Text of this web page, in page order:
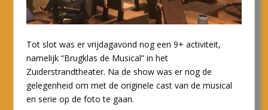
Tot slot was er vrijdagavond nog een 9+ activiteit,
namelijk “Brugklas de Musical” in het
Zuiderstrandtheater. Na de show was er nog de
gelegenheid om met de originele cast van de musical
en serie op de foto te gaan.